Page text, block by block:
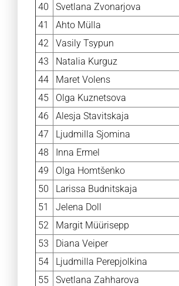
40
Svetlana Zvonarjova
41
Ahto Mülla
42
Vasily Tsypun
43
Natalia Kurguz
44
Maret Volens
45
Olga Kuznetsova
46
Alesja Stavitskaja
47
Ljudmilla Sjomina
48
Inna Ermel
49
Olga Homtšenko
50
Larissa Budnitskaja
51
Jelena Doll
52
Margit Müürisepp
53
Diana Veiper
54
Ljudmilla Perepjolkina
55
Svetlana Zahharova